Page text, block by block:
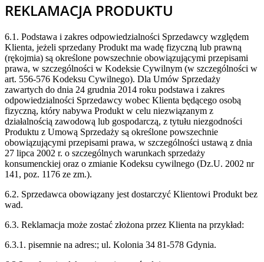
REKLAMACJA PRODUKTU
6.1. Podstawa i zakres odpowiedzialności Sprzedawcy względem
Klienta, jeżeli sprzedany Produkt ma wadę fizyczną lub prawną
(rękojmia) są określone powszechnie obowiązującymi przepisami
prawa, w szczególności w Kodeksie Cywilnym (w szczególności w
art. 556-576 Kodeksu Cywilnego). Dla Umów Sprzedaży
zawartych do dnia 24 grudnia 2014 roku podstawa i zakres
odpowiedzialności Sprzedawcy wobec Klienta będącego osobą
fizyczną, który nabywa Produkt w celu niezwiązanym z
działalnością zawodową lub gospodarczą, z tytułu niezgodności
Produktu z Umową Sprzedaży są określone powszechnie
obowiązującymi przepisami prawa, w szczególności ustawą z dnia
27 lipca 2002 r. o szczególnych warunkach sprzedaży
konsumenckiej oraz o zmianie Kodeksu cywilnego (Dz.U. 2002 nr
141, poz. 1176 ze zm.).
6.2. Sprzedawca obowiązany jest dostarczyć Klientowi Produkt bez
wad.
6.3. Reklamacja może zostać złożona przez Klienta na przykład:
6.3.1. pisemnie na adres:; ul. Kolonia 34 81-578 Gdynia.